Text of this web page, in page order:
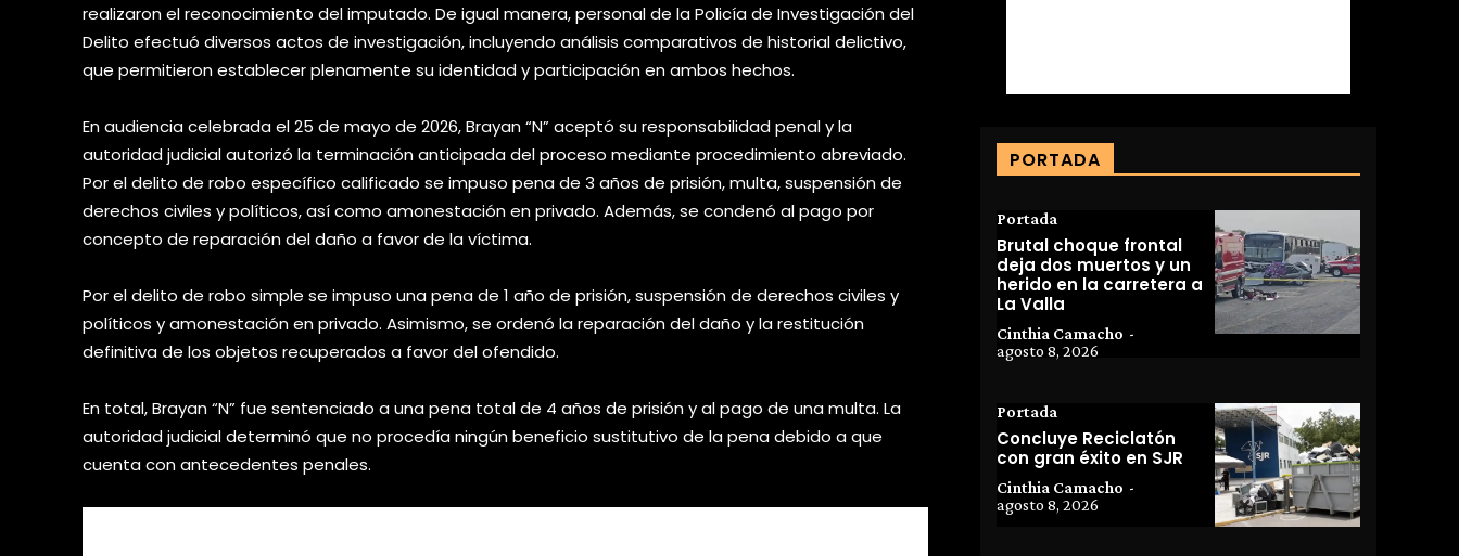
realizaron el reconocimiento del imputado. De igual manera, personal de la Policía de Investigación del
Delito efectuó diversos actos de investigación, incluyendo análisis comparativos de historial delictivo,
que permitieron establecer plenamente su identidad y participación en ambos hechos.
En audiencia celebrada el 25 de mayo de 2026, Brayan “N” aceptó su responsabilidad penal y la
autoridad judicial autorizó la terminación anticipada del proceso mediante procedimiento abreviado.
Por el delito de robo específico calificado se impuso pena de 3 años de prisión, multa, suspensión de
derechos civiles y políticos, así como amonestación en privado. Además, se condenó al pago por
concepto de reparación del daño a favor de la víctima.
Por el delito de robo simple se impuso una pena de 1 año de prisión, suspensión de derechos civiles y
políticos y amonestación en privado. Asimismo, se ordenó la reparación del daño y la restitución
definitiva de los objetos recuperados a favor del ofendido.
En total, Brayan “N” fue sentenciado a una pena total de 4 años de prisión y al pago de una multa. La
autoridad judicial determinó que no procedía ningún beneficio sustitutivo de la pena debido a que
cuenta con antecedentes penales.
PORTADA
Portada
Brutal choque frontal
deja dos muertos y un
herido en la carretera a
La Valla
Cinthia Camacho -
agosto 8, 2026
Portada
Concluye Reciclatón
con gran éxito en SJR
Cinthia Camacho -
agosto 8, 2026